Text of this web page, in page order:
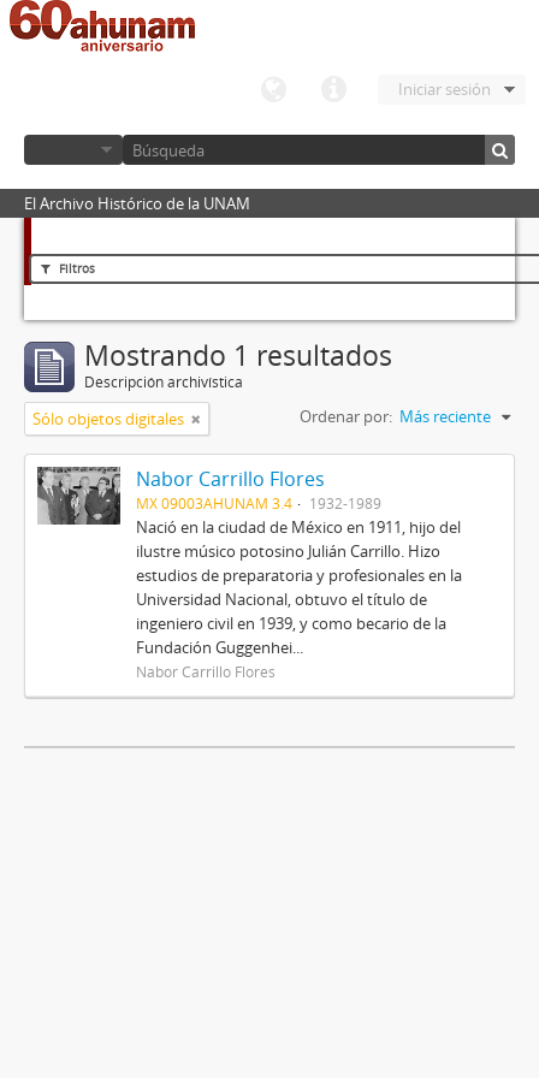
Iniciar sesión
El Archivo Histórico de la UNAM
Filtros
Mostrando 1 resultados
Descripción archivística
Sólo objetos digitales Ordenar por: Más reciente
Nabor Carrillo Flores
MX 09003AHUNAM 3.4 1932-1989
Nació en la ciudad de México en 1911, hijo del
ilustre músico potosino Julián Carrillo. Hizo
estudios de preparatoria y profesionales en la
Universidad Nacional, obtuvo el título de
ingeniero civil en 1939, y como becario de la
Fundación Guggenhei...
Nabor Carrillo Flores